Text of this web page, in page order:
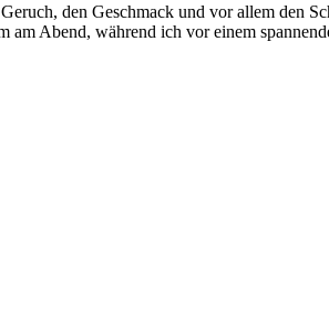
den Geschmack und vor allem den
am Abend, während ich vor einem